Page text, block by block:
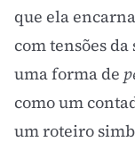
que ela
com tensões
uma forma de
como um
um roteiro